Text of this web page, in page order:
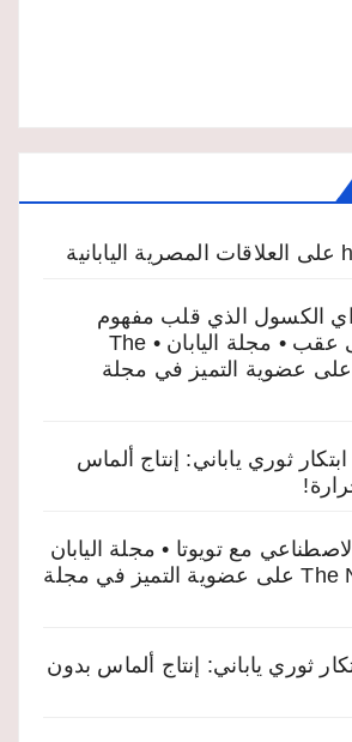
على العلاقات المصرية اليابانية
الكسول الذي قلب مفهوم
الأنمي رأساً على عقب • مجلة اليابان • The
على عضوية التميز في مجلة
ابتكار ثوري ياباني: إنتاج ألماس
مع تويوتا • مجلة اليابان
على عضوية التميز في مجلة
ثوري ياباني: إنتاج ألماس بدون